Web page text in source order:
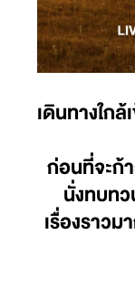
เดินทางใก
ก่อนที่จะก้
นั่งทบท
เรื่องราวม